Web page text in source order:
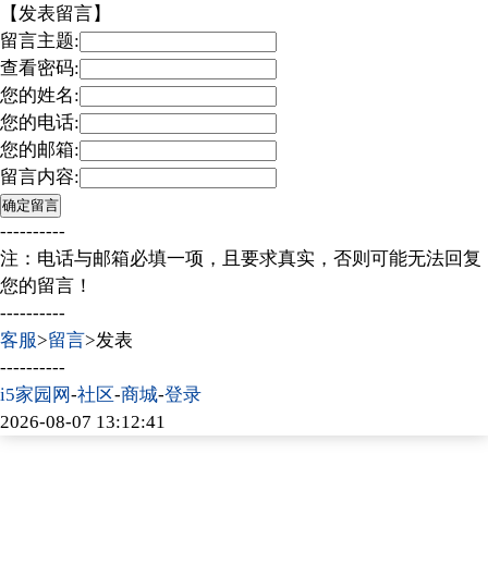
【发表留言】
留言主题:
查看密码:
您的姓名:
您的电话:
您的邮箱:
留言内容:
----------
注：电话与邮箱必填一项，且要求真实，否则可能无法回复
您的留言！
----------
客服>留言>发表
----------
i5家园网-社区-商城-登录
2026-08-07 13:12:41